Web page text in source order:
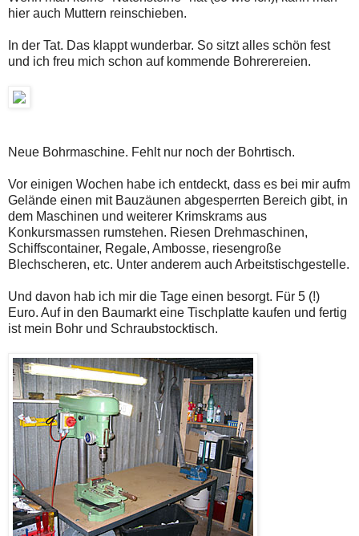
hier auch Muttern reinschieben.
In der Tat. Das klappt wunderbar. So sitzt alles schön fest
und ich freu mich schon auf kommende Bohrerereien.
Neue Bohrmaschine. Fehlt nur noch der Bohrtisch.
Vor einigen Wochen habe ich entdeckt, dass es bei mir aufm
Gelände einen mit Bauzäunen abgesperrten Bereich gibt, in
dem Maschinen und weiterer Krimskrams aus
Konkursmassen rumstehen. Riesen Drehmaschinen,
Schiffscontainer, Regale, Ambosse, riesengroße
Blechscheren, etc. Unter anderem auch Arbeitstischgestelle.
Und davon hab ich mir die Tage einen besorgt. Für 5 (!)
Euro. Auf in den Baumarkt eine Tischplatte kaufen und fertig
ist mein Bohr und Schraubstocktisch.